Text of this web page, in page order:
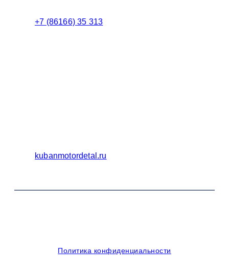
+7 (86166) 35 313
kubanmotordetal.ru
Политика конфиденциальности